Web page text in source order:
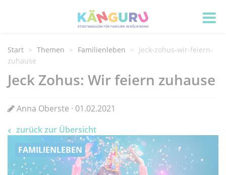
Start Themen Familienleben
Jeck-zohus-wir-feiern-
zuhause
Jeck Zohus: Wir feiern zuhause
Anna Oberste · 01.02.2021
zurück zur Übersicht
FAMILIENLEBEN